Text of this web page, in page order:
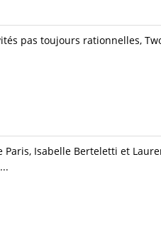
pas toujours rationnelles,
Isabelle Berteletti et